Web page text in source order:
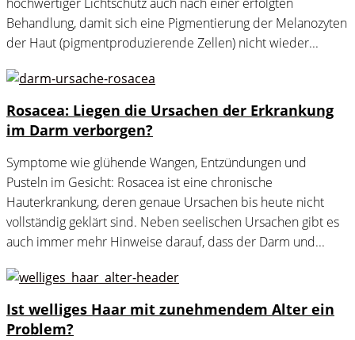
Behandlung, damit sich eine Pigmentierung der Melanozyten
der Haut (pigmentproduzierende Zellen) nicht wieder...
Rosacea: Liegen die Ursachen der Erkrankung
im Darm verborgen?
Symptome wie glühende Wangen, Entzündungen und
Pusteln im Gesicht: Rosacea ist eine chronische
Hauterkrankung, deren genaue Ursachen bis heute nicht
vollständig geklärt sind. Neben seelischen Ursachen gibt es
auch immer mehr Hinweise darauf, dass der Darm und...
Ist welliges Haar mit zunehmendem Alter ein
Problem?